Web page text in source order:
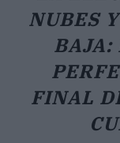
NUBES
BAJA:
FINAL